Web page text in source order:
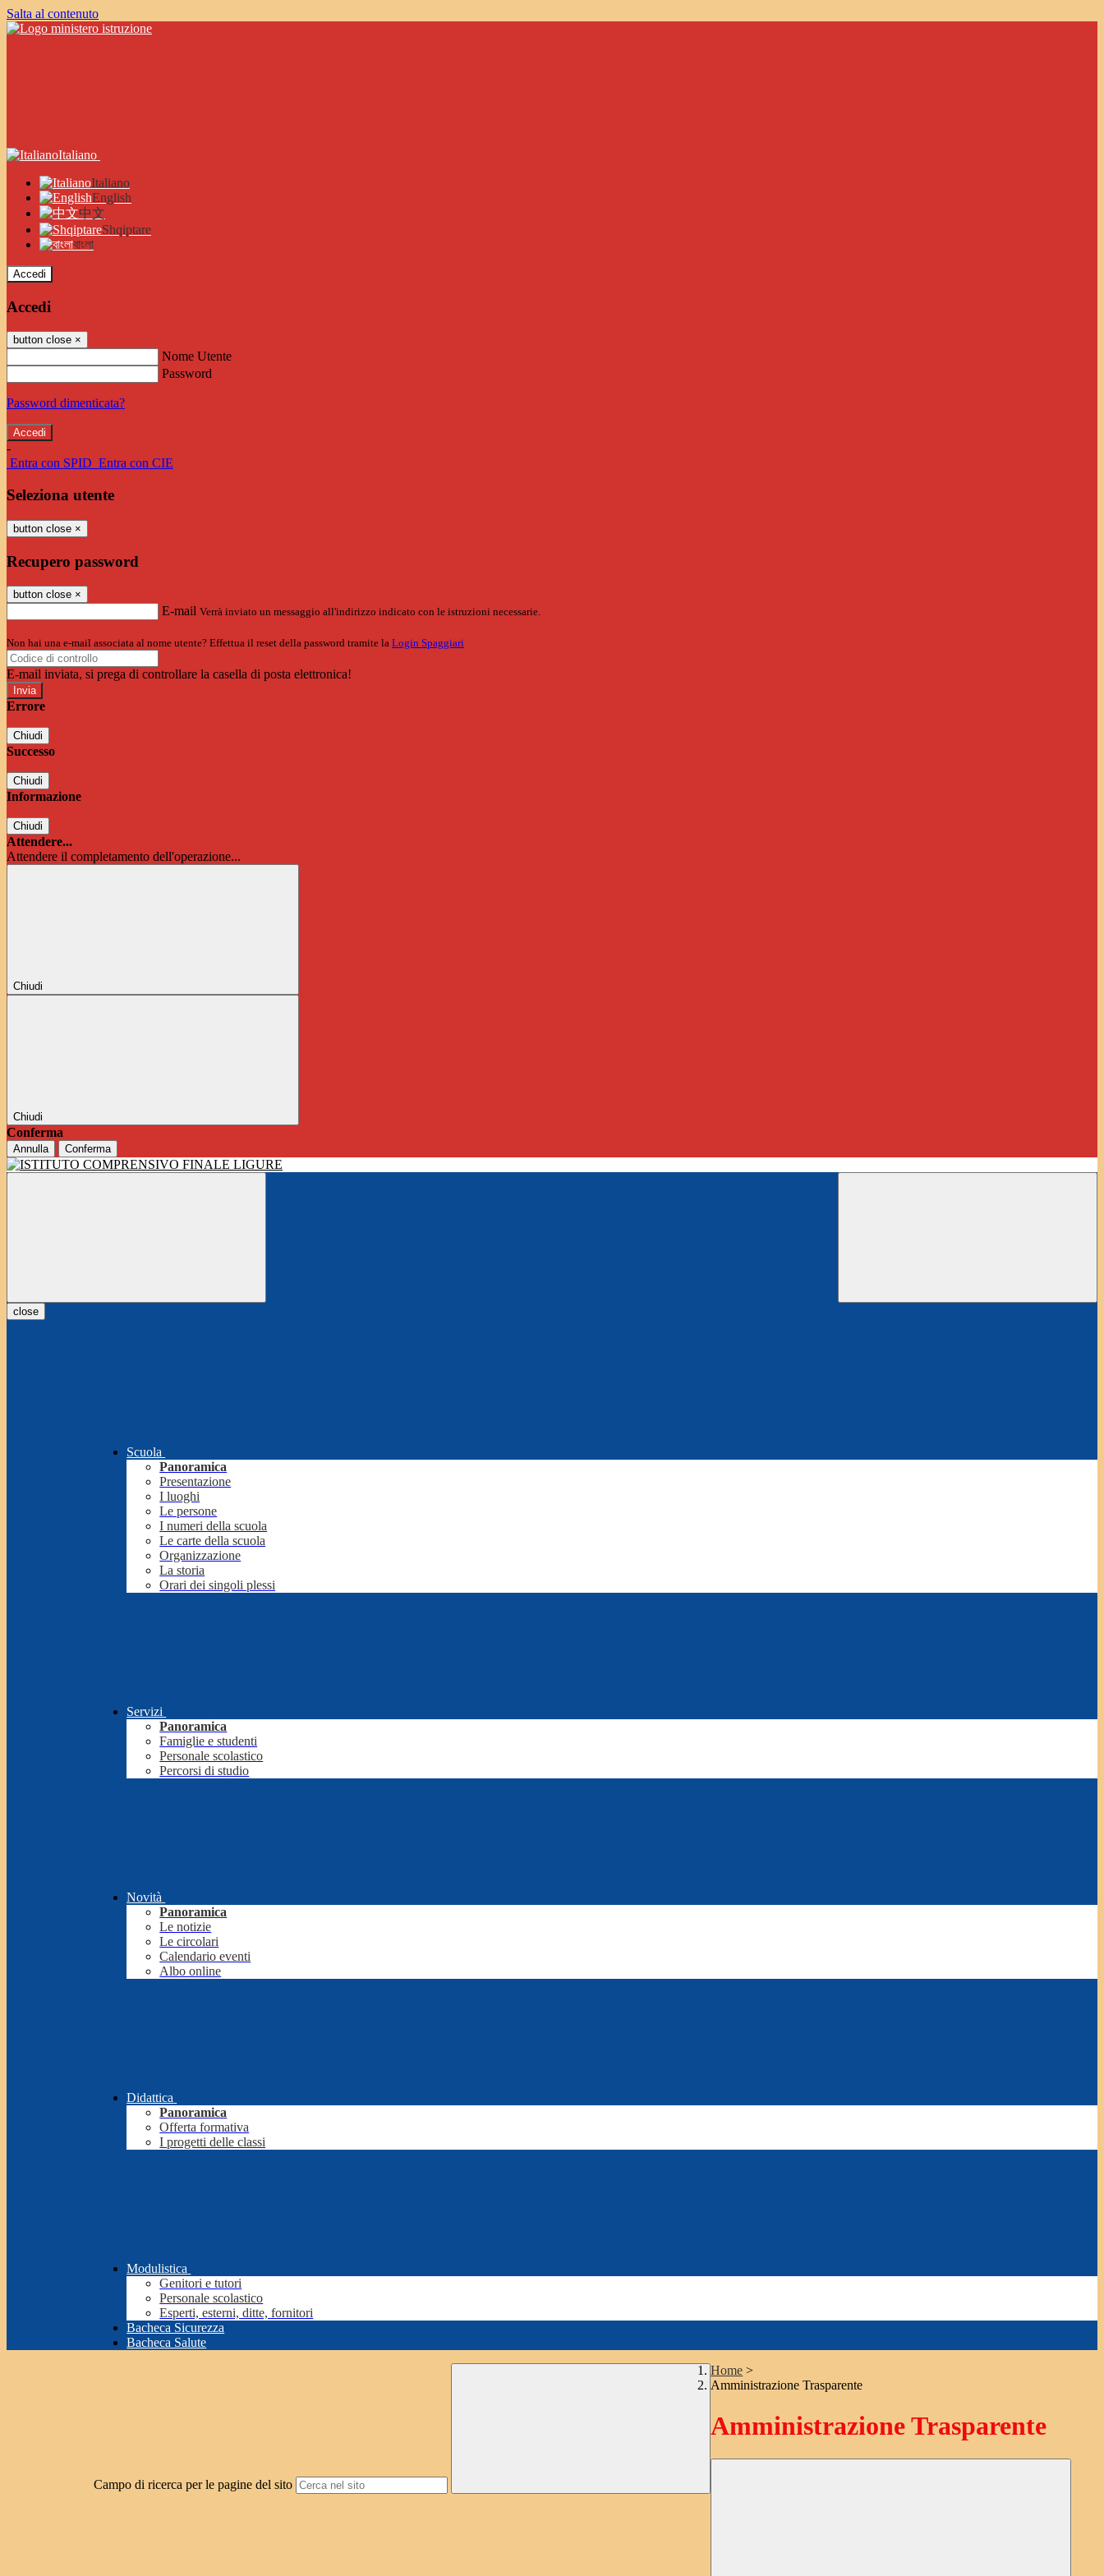
Salta al contenuto
Italiano
Italiano
English
中文
Shqiptare
বাংলা
Accedi
Accedi
button close ×
Nome Utente
Password
Password dimenticata?
-
Entra con SPID Entra con CIE
Seleziona utente
button close ×
Recupero password
button close ×
E-mail Verrà inviato un messaggio all'indirizzo indicato con le istruzioni necessarie.
Non hai una e-mail associata al nome utente? Effettua il reset della password tramite la Login Spaggiari
E-mail inviata, si prega di controllare la casella di posta elettronica!
Errore
Chiudi
Successo
Chiudi
Informazione
Chiudi
Attendere...
Attendere il completamento dell'operazione...
Chiudi
Chiudi
Conferma
Annulla Conferma
close
Scuola
Panoramica
Presentazione
I luoghi
Le persone
I numeri della scuola
Le carte della scuola
Organizzazione
La storia
Orari dei singoli plessi
Servizi
Panoramica
Famiglie e studenti
Personale scolastico
Percorsi di studio
Novità
Panoramica
Le notizie
Le circolari
Calendario eventi
Albo online
Didattica
Panoramica
Offerta formativa
I progetti delle classi
Modulistica
Genitori e tutori
Personale scolastico
Esperti, esterni, ditte, fornitori
Bacheca Sicurezza
Bacheca Salute
Campo di ricerca per le pagine del sito
Home >
Amministrazione Trasparente
Amministrazione Trasparente